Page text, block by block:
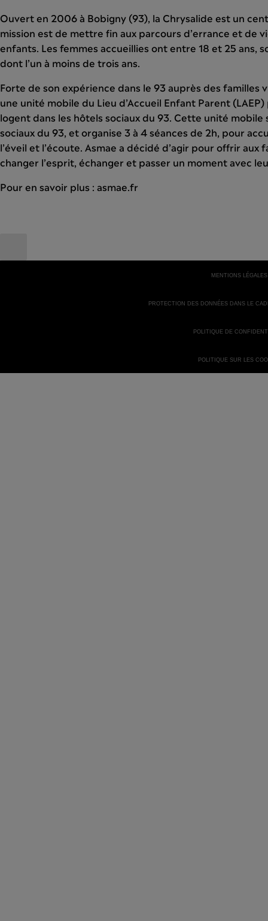
Ouvert en 2006 à Bobigny (93), la Chrysalide est un
mission est de mettre fin aux parcours d’errance et de
enfants. Les femmes accueillies ont entre 18 et 25 ans,
dont l’un à moins de trois ans.
Forte de son expérience dans le 93 auprès des
une unité mobile du Lieu d’Accueil Enfant Parent
logent dans les hôtels sociaux du 93. Cette unité
sociaux du 93, et organise 3 à 4 séances de 2h, pour
l’éveil et l’écoute. Asmae a décidé d’agir pour offrir
changer l’esprit, échanger et passer un moment avec
Pour en savoir plus : asmae.fr
MENTIONS LÉGALES
PROTECTION DES DONNÉES DANS LE
POLITIQUE DE
POLITIQUE SUR LES